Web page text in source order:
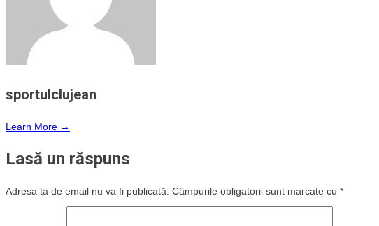
sportulclujean
Learn More →
Lasă un răspuns
Adresa ta de email nu va fi publicată. Câmpurile obligatorii sunt marcate cu *